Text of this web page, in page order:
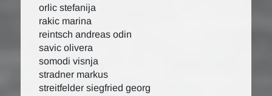
orlic stefanija
rakic marina
reintsch andreas odin
savic olivera
somodi visnja
stradner markus
streitfelder siegfried georg